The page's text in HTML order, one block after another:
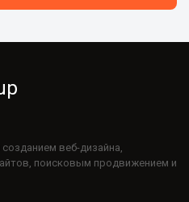
веб-дизайна,
поисковым продвижением и